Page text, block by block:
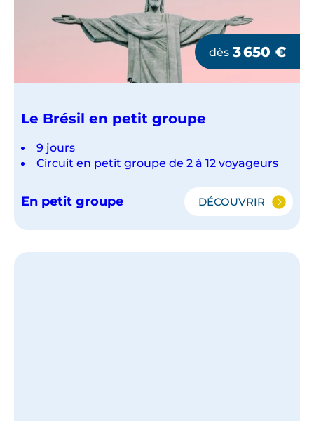
dès 3 650 €
Le Brésil en petit groupe
9 jours
Circuit en petit groupe de 2 à 12 voyageurs
En petit groupe DÉCOUVRIR
LE
PETIT